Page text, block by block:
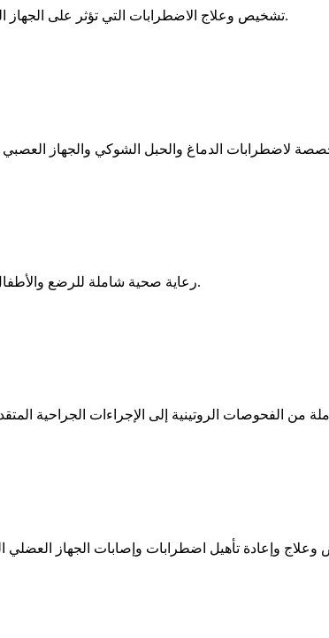
تشخيص وعلاج الاضطرابات التي تؤثر على الجهاز الهضمي، بما في ذلك إجراءات التنظير.
رعاية صحية شاملة للرضع والأطفال والمراهقين مع رعاية عائلية رحيمة.